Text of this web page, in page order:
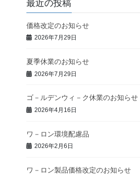
最近の投稿
価格改定のお知らせ
2026年7月29日
夏季休業のお知らせ
2026年7月29日
ゴ－ルデンウィ－ク休業のお知らせ
2026年4月16日
ワ－ロン環境配慮品
2026年2月6日
ワ－ロン製品価格改定のお知らせ